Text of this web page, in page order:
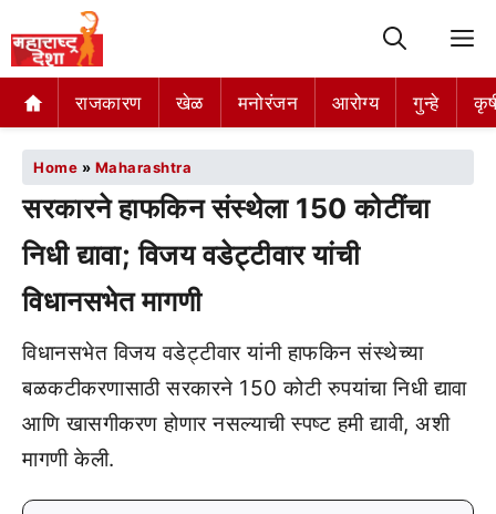
राजकारण खेळ मनोरंजन आरोग्य गुन्हे
Home » Maharashtra
सरकारने हाफकिन संस्थेला 150 कोटींचा
निधी द्यावा; विजय वडेट्टीवार यांची
विधानसभेत मागणी
विधानसभेत विजय वडेट्टीवार यांनी हाफकिन संस्थेच्या
बळकटीकरणासाठी सरकारने 150 कोटी रुपयांचा निधी द्यावा
आणि खासगीकरण होणार नसल्याची स्पष्ट हमी द्यावी, अशी
मागणी केली.